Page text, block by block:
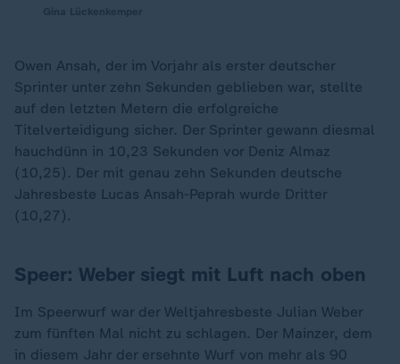
Owen Ansah, der im Vorjahr als erster deutscher
Sprinter unter zehn Sekunden geblieben war, stellte
auf den letzten Metern die erfolgreiche
Titelverteidigung sicher. Der Sprinter gewann diesmal
hauchdünn in 10,23 Sekunden vor Deniz Almaz
(10,25). Der mit genau zehn Sekunden deutsche
Jahresbeste Lucas Ansah-Peprah wurde Dritter
(10,27).
Speer: Weber siegt mit Luft nach oben
Im Speerwurf war der Weltjahresbeste Julian Weber
zum fünften Mal nicht zu schlagen. Der Mainzer, dem
in diesem Jahr der ersehnte Wurf von mehr als 90